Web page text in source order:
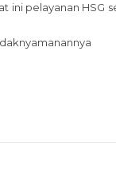
ini pelayanan